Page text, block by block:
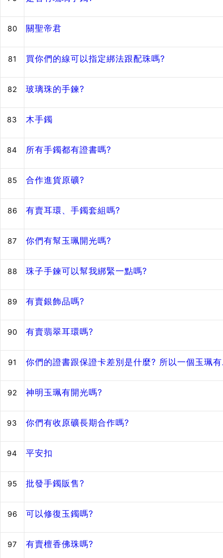
80 關聖帝君
81 買你們的線可以指定綁法跟配珠嗎?
82 玻璃珠的手鍊?
83 木手鐲
84 所有手鐲都有證書嗎?
85 合作進貨原礦?
86 有賣耳環、手鐲套組嗎?
87 你們有幫玉珮開光嗎?
88 珠子手鍊可以幫我綁緊一點嗎?
89 有賣銀飾品嗎?
90 有賣翡翠耳環嗎?
91 你們的證書跟保證卡差別是什麼? 所以一個玉珮
92 神明玉珮有開光嗎?
93 你們有收原礦長期合作嗎?
94 平安扣
95 批發手鐲販售?
96 可以修復玉鐲嗎?
97 有賣檀香佛珠嗎?